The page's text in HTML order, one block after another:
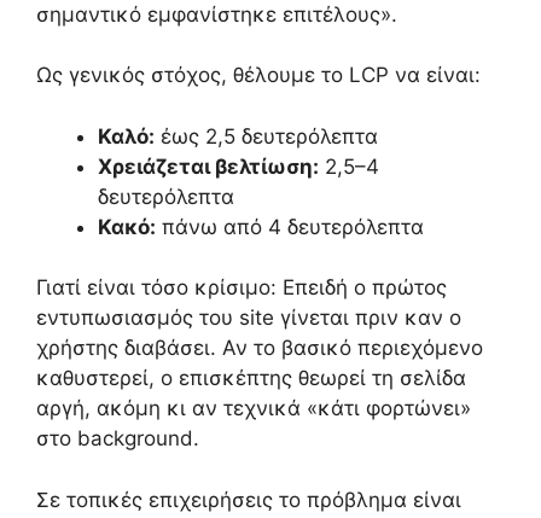
σημαντικό εμφανίστηκε επιτέλους».
Ως γενικός στόχος, θέλουμε το LCP να είναι:
Καλό: έως 2,5 δευτερόλεπτα
Χρειάζεται βελτίωση: 2,5–4
δευτερόλεπτα
Κακό: πάνω από 4 δευτερόλεπτα
Γιατί είναι τόσο κρίσιμο: Επειδή ο πρώτος
εντυπωσιασμός του site γίνεται πριν καν ο
χρήστης διαβάσει. Αν το βασικό περιεχόμενο
καθυστερεί, ο επισκέπτης θεωρεί τη σελίδα
αργή, ακόμη κι αν τεχνικά «κάτι φορτώνει»
στο background.
Σε τοπικές επιχειρήσεις το πρόβλημα είναι